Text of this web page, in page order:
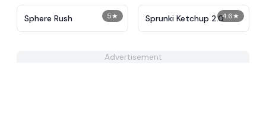
5★
Sphere Rush 4.6★
Sprunki Ketchup 2.0
Advertisement